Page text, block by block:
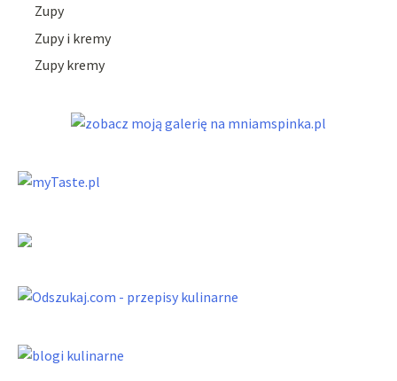
Zupy
Zupy i kremy
Zupy kremy